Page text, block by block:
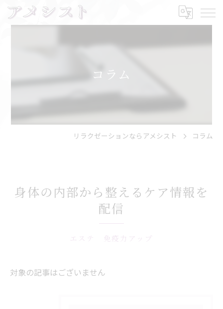
コラム
リラクゼーションならアメシスト コラム
身体の内部から整えるケア情報を
配信
エステ 免疫力アップ
対象の記事はございません